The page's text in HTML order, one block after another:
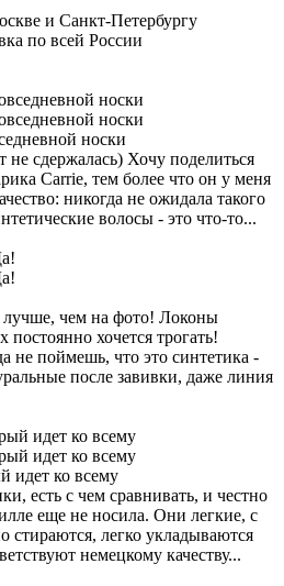
и Санкт-Петербургу
по всей России
носки
сдержалась) Хочу поделиться
Carrie, тем более что он у меня
никогда не ожидала такого
волосы - это что-то...
чем на фото! Локоны
постоянно хочется трогать!
не поймешь, что это синтетика -
после завивки, даже линия
идет ко всему
есть с чем сравнивать, и честно
еще не носила. Они легкие, с
стираются, легко укладываются
немецкому качеству...